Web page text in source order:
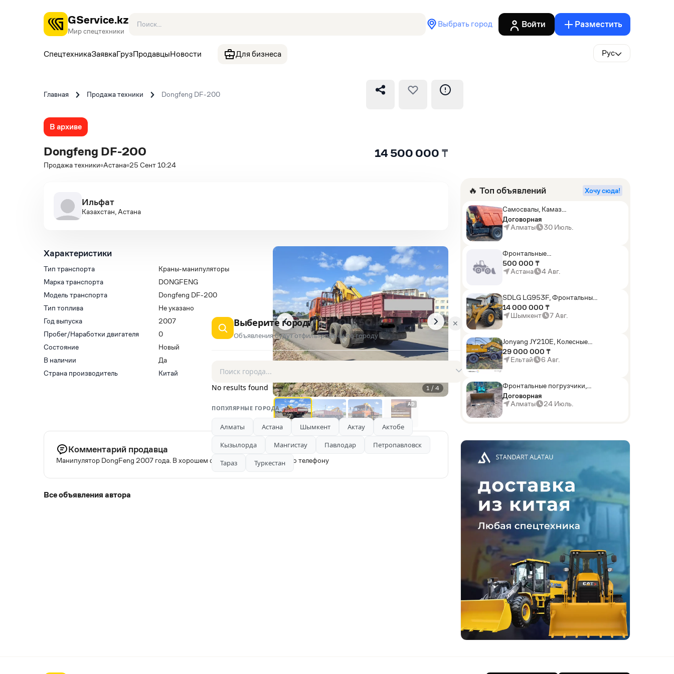
GService.kz
Мир спецтехники
Выбрать город Войти Разместить
СпецтехникаЗаявкаГрузПродавцыНовости Для бизнеса Рус
Главная Продажа техники Dongfeng DF-200
В архиве
Dongfeng DF-200
Продажа техники Астана 25 Сент 10:24
14 500 000 ₸
Ильфат
Казахстан, Астана
Характеристики
Тип транспорта
Краны-манипуляторы
Марка транспорта
DONGFENG
Модель транспорта
Dongfeng DF-200
Тип топлива
Не указано
Год выпуска
2007
Пробег/Наработки двигателя
0
Состояние
Новый
В наличии
Да
Страна производитель
Китай
1 / 4
AD
Комментарий продавца
Манипулятор DongFeng 2007 года. В хорошем состоянии. Все вопросы по телефону
Все объявления автора
🔥 Топ объявлений Хочу сюда!
Самосвалы, Камаз
АГП-29РТ (шасси
KАМАЗ-43114 6x6)
Договорная
Алматы
30 Июль.
Фронтальные
погрузчики,Экскаваторы-
погрузчики,Мини-
погрузчики,Горные
500 000 ₸
Астана
4 Авг.
SDLG LG953F, Фронтальные
погрузчики
14 000 000 ₸
Шымкент
7 Авг.
Jonyang JY210E, Колесные
экскаваторы
29 000 000 ₸
Ельтай
6 Авг.
Фронтальные погрузчики,
Sunward ZYJ 320
Договорная
Алматы
24 Июль.
✕
Выберите город
Объявления будут отфильтрованы по городу
No results found
ПОПУЛЯРНЫЕ ГОРОДА
Алматы Астана Шымкент Актау
Актобе
Кызылорда
Мангистау Павлодар
Петропавловск
Тараз
Туркестан